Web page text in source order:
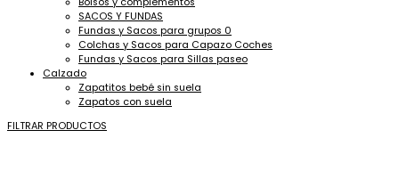
SACOS Y FUNDAS
Fundas y Sacos para grupos 0
Colchas y Sacos para Capazo Coches
Fundas y Sacos para Sillas paseo
Calzado
Zapatitos bebé sin suela
Zapatos con suela
FILTRAR PRODUCTOS